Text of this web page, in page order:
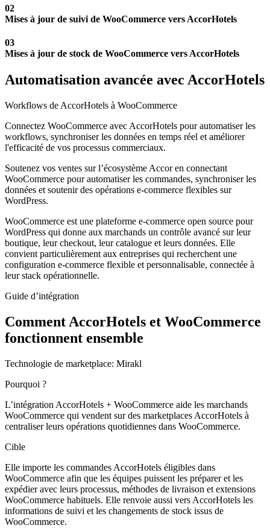
02
Mises à jour de suivi de WooCommerce vers AccorHotels
03
Mises à jour de stock de WooCommerce vers AccorHotels
Automatisation avancée avec AccorHotels
Workflows de AccorHotels à WooCommerce
Connectez WooCommerce avec AccorHotels pour automatiser les
workflows, synchroniser les données en temps réel et améliorer
l'efficacité de vos processus commerciaux.
Soutenez vos ventes sur l’écosystème Accor en connectant
WooCommerce pour automatiser les commandes, synchroniser les
données et soutenir des opérations e-commerce flexibles sur
WordPress.
WooCommerce est une plateforme e-commerce open source pour
WordPress qui donne aux marchands un contrôle avancé sur leur
boutique, leur checkout, leur catalogue et leurs données. Elle
convient particulièrement aux entreprises qui recherchent une
configuration e-commerce flexible et personnalisable, connectée à
leur stack opérationnelle.
Guide d’intégration
Comment AccorHotels et WooCommerce
fonctionnent ensemble
Technologie de marketplace: Mirakl
Pourquoi ?
L’intégration AccorHotels + WooCommerce aide les marchands
WooCommerce qui vendent sur des marketplaces AccorHotels à
centraliser leurs opérations quotidiennes dans WooCommerce.
Cible
Elle importe les commandes AccorHotels éligibles dans
WooCommerce afin que les équipes puissent les préparer et les
expédier avec leurs processus, méthodes de livraison et extensions
WooCommerce habituels. Elle renvoie aussi vers AccorHotels les
informations de suivi et les changements de stock issus de
WooCommerce.